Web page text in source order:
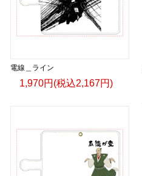
電線＿ライン
1,970円(税込2,167円)